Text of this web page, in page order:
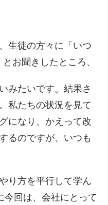
生徒の方々に「いつ
お聞きしたところ、
みたいです。結果さ
私たちの状況を見て
になり、かえって改
るのですが、いつも
り方を平行して学ん
今回は、会社にとって